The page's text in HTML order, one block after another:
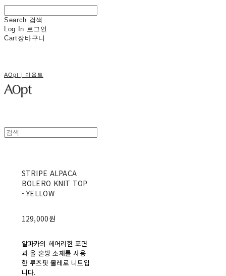
Search 검색
Log In 로그인
Cart장바구니
AOpt | 아옵트
STRIPE ALPACA
BOLERO KNIT TOP
- YELLOW
129,000원
알파카의 헤어리한 표면
과 울 혼방 소재를 사용
한 루즈핏 볼레로 니트입
니다.